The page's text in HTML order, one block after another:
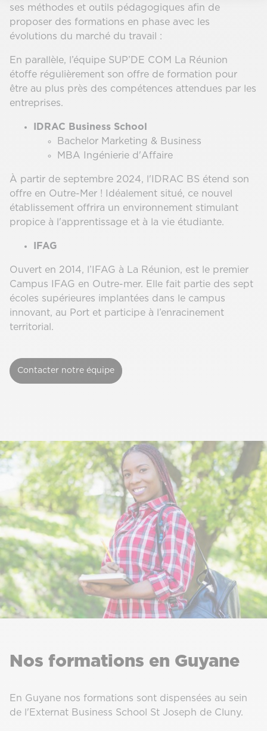
ses méthodes et outils pédagogiques afin de
proposer des formations en phase avec les
évolutions du marché du travail :
En parallèle, l’équipe SUP’DE COM La Réunion
étoffe régulièrement son offre de formation pour
être au plus près des compétences attendues par les
entreprises.
IDRAC Business School
Bachelor Marketing & Business
MBA Ingénierie d'Affaire
À partir de septembre 2024, l'IDRAC BS étend son
offre en Outre-Mer ! Idéalement situé, ce nouvel
établissement offrira un environnement stimulant
propice à l'apprentissage et à la vie étudiante.
IFAG
Ouvert en 2014, l’IFAG à La Réunion, est le premier
Campus IFAG en Outre-mer. Elle fait partie des sept
écoles supérieures implantées dans le campus
innovant, au Port et participe à l’enracinement
territorial.
Contacter notre équipe
Nos formations en Guyane
En Guyane nos formations sont dispensées au sein
de l'Externat Business School St Joseph de Cluny.